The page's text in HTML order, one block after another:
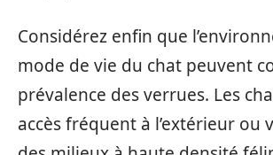
Considérez enfin que
mode de vie du chat peuvent
prévalence des verrues. Les
accès fréquent à l’extérieur ou